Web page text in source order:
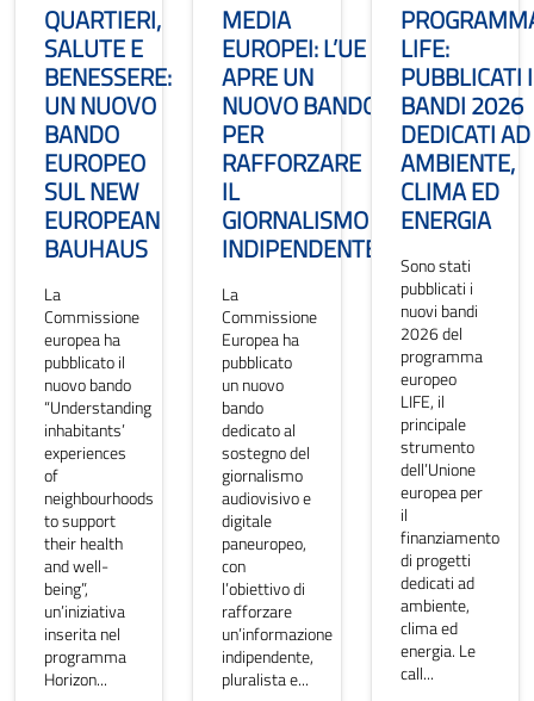
QUARTIERI,
SALUTE E
BENESSERE:
UN NUOVO
BANDO
EUROPEO
SUL NEW
EUROPEAN
BAUHAUS
La
Commissione
europea ha
pubblicato il
nuovo bando
“Understanding
inhabitants’
experiences
of
neighbourhoods
to support
their health
and well-
being”,
un’iniziativa
inserita nel
programma
Horizon...
MEDIA
EUROPEI: L’UE
APRE UN
NUOVO BANDO
PER
RAFFORZARE
IL
GIORNALISMO
INDIPENDENTE
La
Commissione
Europea ha
pubblicato
un nuovo
bando
dedicato al
sostegno del
giornalismo
audiovisivo e
digitale
paneuropeo,
con
l’obiettivo di
rafforzare
un’informazione
indipendente,
pluralista e...
LIFE:
PUBBLICATI I
BANDI 2026
DEDICATI AD
AMBIENTE,
CLIMA ED
ENERGIA
Sono stati
pubblicati i
nuovi bandi
2026 del
programma
europeo
LIFE, il
principale
strumento
dell’Unione
europea per
il
finanziamento
di progetti
dedicati ad
ambiente,
clima ed
energia. Le
call...